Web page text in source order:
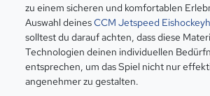
zu einem sicheren und komfortablen
Auswahl deinesCCM Jetspeed
solltest du darauf achten, dass diese
Technologien deinen individuellen
entsprechen, um das Spiel nicht nur
angenehmer zu gestalten.